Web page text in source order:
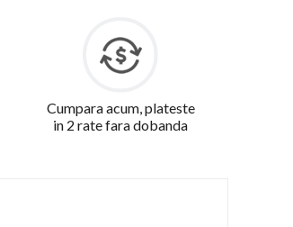
Cumpara acum, plateste
in 2 rate fara dobanda